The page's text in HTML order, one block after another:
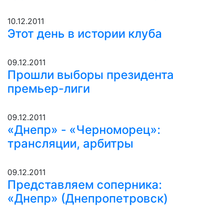
10.12.2011
Этот день в истории клуба
09.12.2011
Прошли выборы президента
премьер-лиги
09.12.2011
«Днепр» - «Черноморец»:
трансляции, арбитры
09.12.2011
Представляем соперника:
«Днепр» (Днепропетровск)